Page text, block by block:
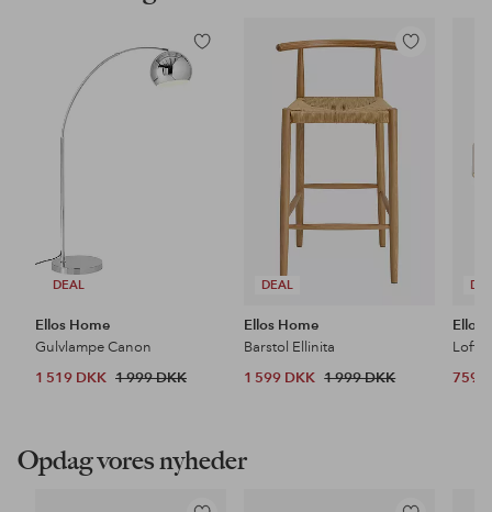
DEAL
Tilføj
til
Ellos Home
Gulvlampe Canon
1 519 DKK 1 999 DKK
DEAL
Tilføj
Ellos Home
Barstol Ellinita
1 599 DKK 1 999 DKK
Ellos
759
Opdag vores nyheder